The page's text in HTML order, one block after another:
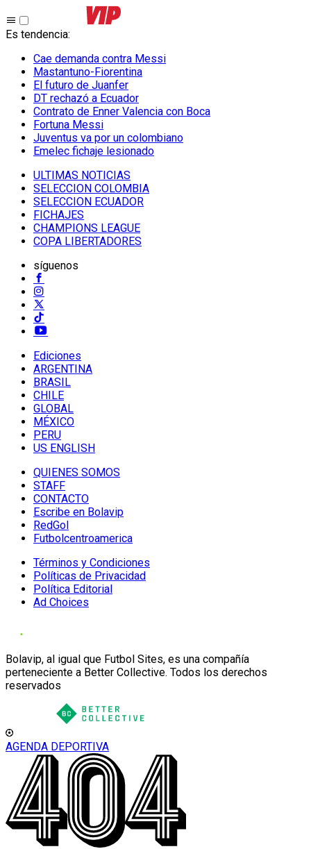
Es tendencia:
Cae demanda contra Messi
Mastantuno-Fiorentina
El futuro de Juanfer
DT rechazó a Ecuador
Contrato de Enner Valencia con Boca
Fortuna Messi
Juventus va por un colombiano
Emelec fichaje lesionado
ULTIMAS NOTICIAS
SELECCION COLOMBIA
SELECCION ECUADOR
FICHAJES
CHAMPIONS LEAGUE
COPA LIBERTADORES
síguenos
Ediciones
ARGENTINA
BRASIL
CHILE
GLOBAL
MÉXICO
PERU
US ENGLISH
QUIENES SOMOS
STAFF
CONTACTO
Escribe en Bolavip
RedGol
Futbolcentroamerica
Términos y Condiciones
Políticas de Privacidad
Política Editorial
Ad Choices
Bolavip, al igual que Futbol Sites, es una compañía
perteneciente a Better Collective. Todos los derechos
reservados
AGENDA DEPORTIVA